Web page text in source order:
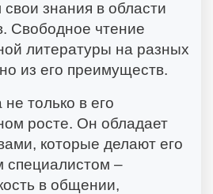
свои знания в области
Свободное чтение
литературы на разных
из его преимуществ.
только в его
росте. Он обладает
которые делают его
специалистом –
в общении,